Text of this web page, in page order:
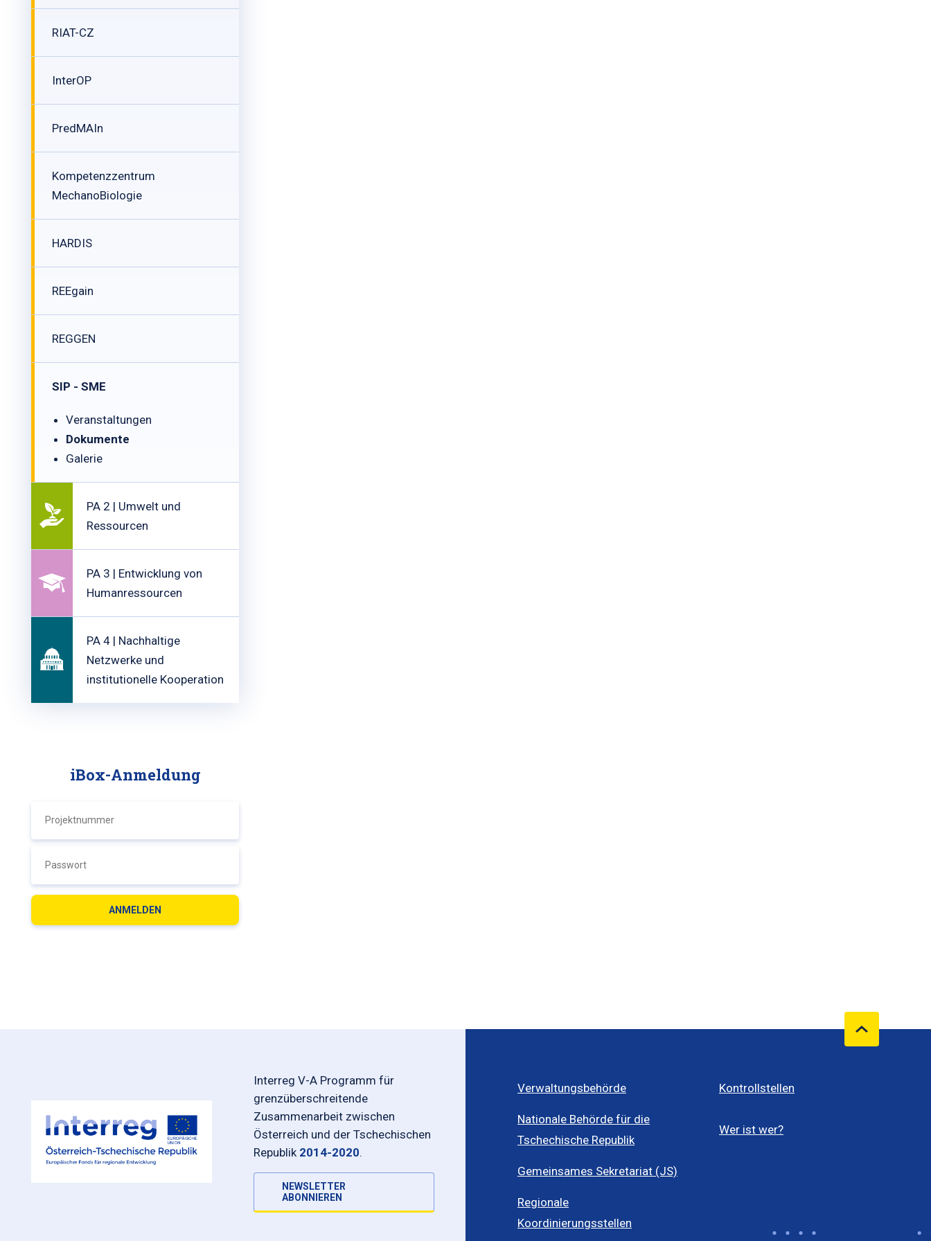
RIAT-CZ
InterOP
PredMAIn
Kompetenzzentrum
MechanoBiologie
HARDIS
REEgain
REGGEN
SIP - SME
Veranstaltungen
Dokumente
Galerie
PA 2 | Umwelt und
Ressourcen
PA 3 | Entwicklung von
Humanressourcen
PA 4 | Nachhaltige
Netzwerke und
institutionelle Kooperation
iBox-Anmeldung
Interreg V-A Programm für
grenzüberschreitende
Zusammenarbeit zwischen
Österreich und der Tschechischen
Republik 2014-2020.
NEWSLETTER
ABONNIEREN
Verwaltungsbehörde
Nationale Behörde für die
Tschechische Republik
Gemeinsames Sekretariat (JS)
Regionale
Koordinierungsstellen
Kontrollstellen
Wer ist wer?